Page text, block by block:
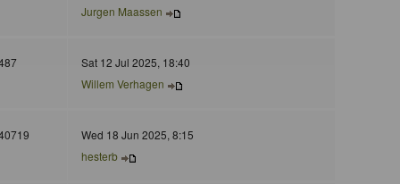
Jurgen Maassen
Sat 12 Jul 2025, 18:40
Willem Verhagen
Wed 18 Jun 2025, 8:15
hesterb